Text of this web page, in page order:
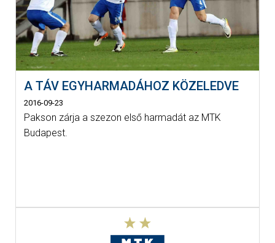
A TÁV EGYHARMADÁHOZ KÖZELEDVE
2016-09-23
Pakson zárja a szezon első harmadát az MTK
Budapest.